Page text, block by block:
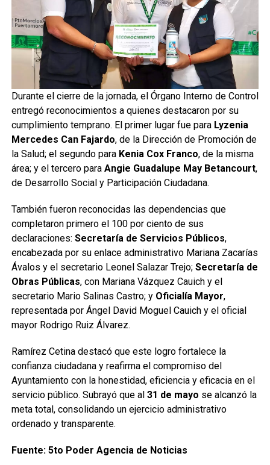
Durante el cierre de la jornada, el Órgano Interno de Control
entregó reconocimientos a quienes destacaron por su
cumplimiento temprano. El primer lugar fue para Lyzenia
Mercedes Can Fajardo, de la Dirección de Promoción de
la Salud; el segundo para Kenia Cox Franco, de la misma
área; y el tercero para Angie Guadalupe May Betancourt,
de Desarrollo Social y Participación Ciudadana.
También fueron reconocidas las dependencias que
completaron primero el 100 por ciento de sus
declaraciones: Secretaría de Servicios Públicos,
encabezada por su enlace administrativo Mariana Zacarías
Ávalos y el secretario Leonel Salazar Trejo; Secretaría de
Obras Públicas, con Mariana Vázquez Cauich y el
secretario Mario Salinas Castro; y Oficialía Mayor,
representada por Ángel David Moguel Cauich y el oficial
mayor Rodrigo Ruiz Álvarez.
Ramírez Cetina destacó que este logro fortalece la
confianza ciudadana y reafirma el compromiso del
Ayuntamiento con la honestidad, eficiencia y eficacia en el
servicio público. Subrayó que al 31 de mayo se alcanzó la
meta total, consolidando un ejercicio administrativo
ordenado y transparente.
Fuente: 5to Poder Agencia de Noticias